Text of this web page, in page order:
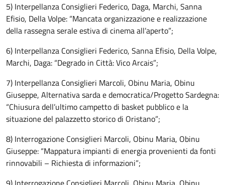
5) Interpellanza Consiglieri Federico, Daga, Marchi, Sanna
Efisio, Della Volpe: “Mancata organizzazione e realizzazione
della rassegna serale estiva di cinema all’aperto”;
6) Interpellanza Consiglieri Federico, Sanna Efisio, Della Volpe,
Marchi, Daga: “Degrado in Città: Vico Arcais”;
7) Interpellanza Consiglieri Marcoli, Obinu Maria, Obinu
Giuseppe, Alternativa sarda e democratica/Progetto Sardegna:
“Chiusura dell’ultimo campetto di basket pubblico e la
situazione del palazzetto storico di Oristano”;
8) Interrogazione Consiglieri Marcoli, Obinu Maria, Obinu
Giuseppe: “Mappatura impianti di energia provenienti da fonti
rinnovabili – Richiesta di informazioni”;